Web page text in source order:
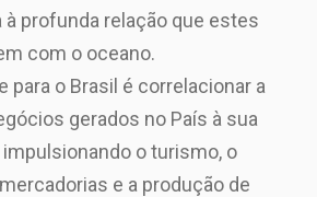
à profunda relação que estes
com o oceano.
para o Brasil é correlacionar a
gerados no País à sua
o turismo, o
e a produção de